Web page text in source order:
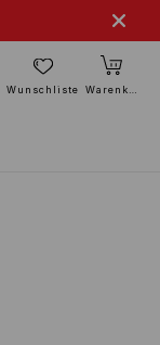
Wunschliste Warenkorb